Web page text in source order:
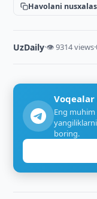
Havolani
UzDaily·👁 9314 views·
Eng
boring.